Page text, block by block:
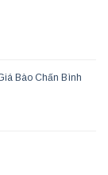
Bào Chấn Bình